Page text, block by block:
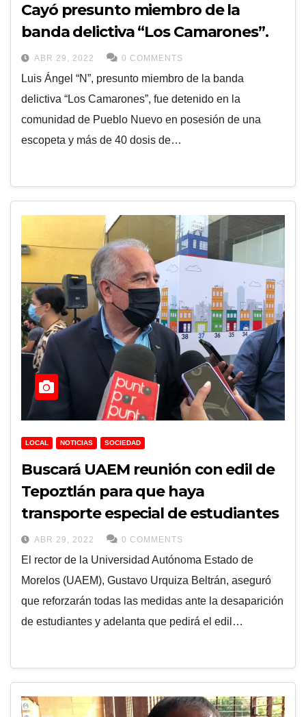
Cayó presunto miembro de la
banda delictiva “Los Camarones”.
ABR 29, 2022 0 COMMENTS
Luis Ángel “N”, presunto miembro de la banda
delictiva “Los Camarones”, fue detenido en la
comunidad de Pueblo Nuevo en posesión de una
escopeta y más de 40 dosis de…
LOCAL NOTICIAS SOCIEDAD
Buscará UAEM reunión con edil de
Tepoztlán para que haya
transporte especial de estudiantes
ABR 29, 2022 0 COMMENTS
El rector de la Universidad Autónoma Estado de
Morelos (UAEM), Gustavo Urquiza Beltrán, aseguró
que reforzarán todas las medidas ante la desaparición
de estudiantes y adelanta que pedirá el edil…